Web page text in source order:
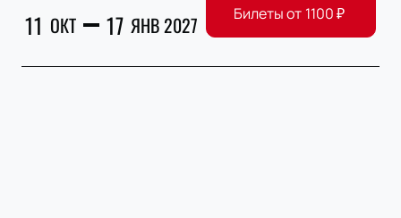
11 ОКТ 17 ЯНВ 2027 Билеты от 1100₽